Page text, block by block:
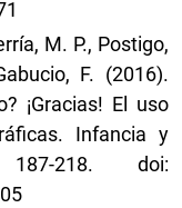
M. P., Postigo,
F. (2016).
¡Gracias! El uso
Infancia y
218. doi: